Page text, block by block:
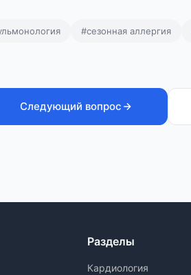
#сезонная аллергия
Следующий вопрос
Разделы
Кардиология